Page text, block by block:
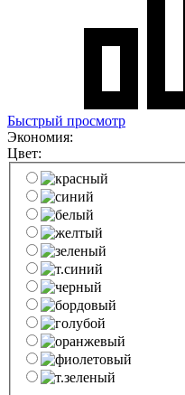
Быстрый просмотр
Экономия:
Цвет: